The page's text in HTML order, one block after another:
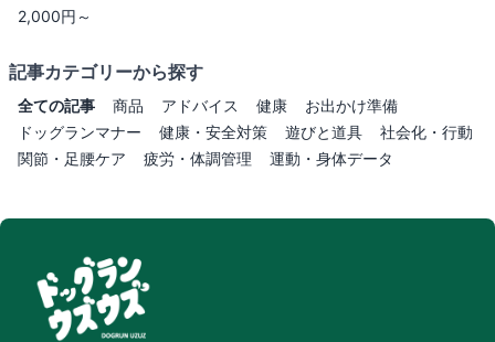
2,000円～
記事カテゴリーから探す
全ての記事 商品 アドバイス 健康
お出かけ準備
ドッグランマナー
健康・安全対策 遊びと道具
社会化・行動
関節・足腰ケア
疲労・体調管理 運動・身体データ